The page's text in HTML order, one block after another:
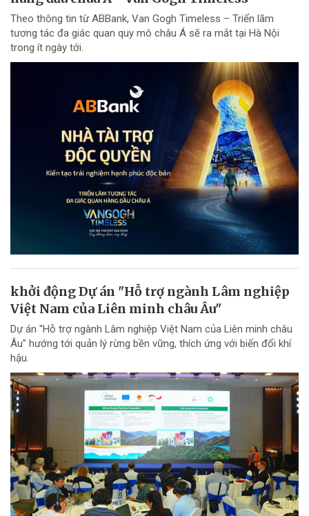
Theo thông tin từ ABBank, Van Gogh Timeless – Triển lãm
tương tác đa giác quan quy mô châu Á sẽ ra mắt tại Hà Nội
trong ít ngày tới.
khởi động Dự án "Hỗ trợ ngành Lâm nghiệp
Việt Nam của Liên minh châu Âu"
Dự án "Hỗ trợ ngành Lâm nghiệp Việt Nam của Liên minh châu
Âu" hướng tới quản lý rừng bền vững, thích ứng với biến đổi khí
hậu.